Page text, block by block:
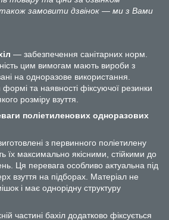
замовити дзвінок — ми з Вами
— забезпечення санітарних норм.
цим вимогам мають вироби з
на одноразове використання.
формі та наявності фіксуючої резинки
розміру взуття.
поліетиленових одноразових
з первинного поліетилену
максимально якісними, стійкими до
Ця перевага особливо актуальна під
взуття на підборах. Матеріал не
і має однорідну структуру
частині бахіл додатково фіксується